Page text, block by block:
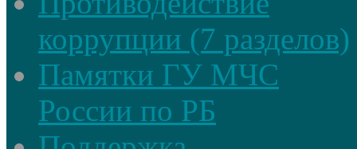
коррупции (7 разделов)
Памятки ГУ МЧС
России по РБ